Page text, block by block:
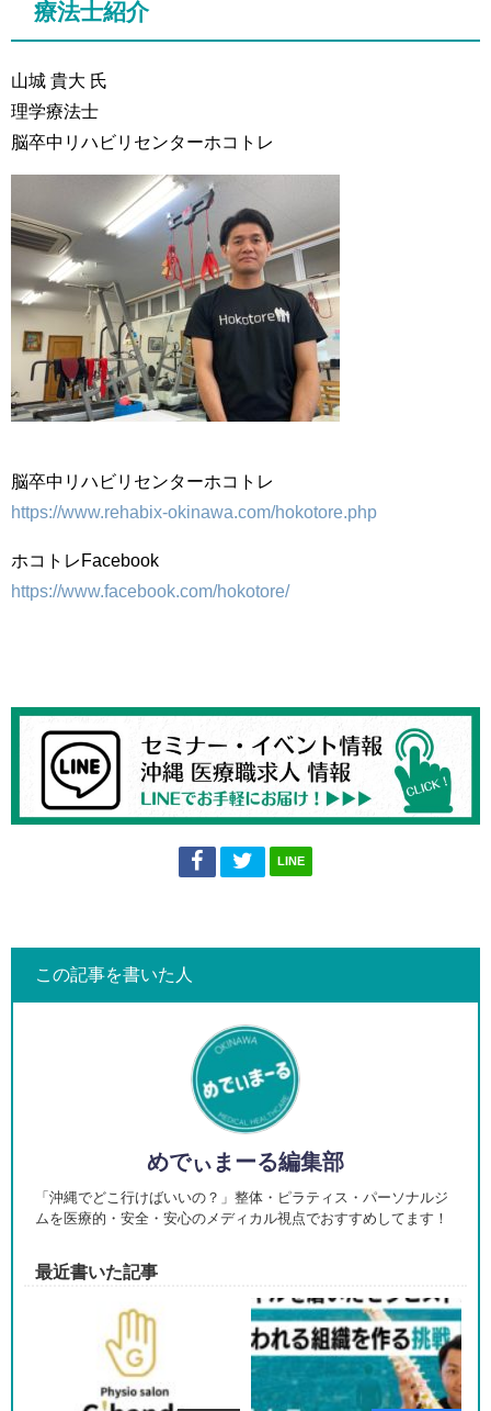
療法士紹介
山城 貴大 氏
理学療法士
脳卒中リハビリセンターホコトレ
脳卒中リハビリセンターホコトレ
https://www.rehabix-okinawa.com/hokotore.php
ホコトレFacebook
https://www.facebook.com/hokotore/
LINE
この記事を書いた人
めでぃまーる編集部
「沖縄でどこ行けばいいの？」整体・ピラティス・パーソナルジ
ムを医療的・安全・安心のメディカル視点でおすすめしてます！
最近書いた記事